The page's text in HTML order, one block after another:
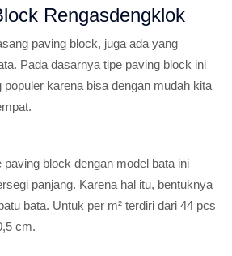
Rengasdengklok
paving block, juga ada yang
Pada dasarnya tipe paving block ini
karena bisa dengan mudah kita
paving block dengan model bata ini
panjang. Karena hal itu, bentuknya
bata. Untuk per m² terdiri dari 44 pcs
cm.